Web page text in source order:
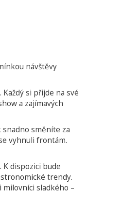
návštěvy
si přijde na své
a zajímavých
směníte za
vyhnuli frontám.
dispozici bude
trendy.
sladkého –